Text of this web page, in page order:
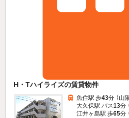
H・Tハイライズの賃貸物件
魚住駅 歩43分 （山
大久保駅 バス13分
江井ヶ島駅 歩65分